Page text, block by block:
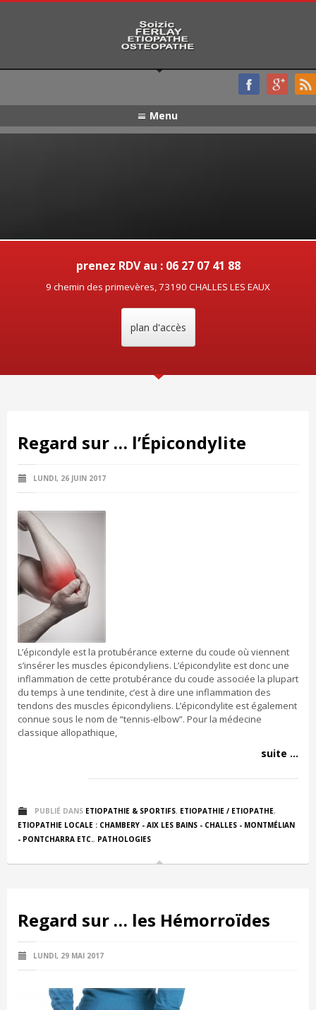
Menu
prenez RDV au : 06 27 07 41 88
9 chemin des primevères, 73190 CHALLES LES EAUX
plan d'accès
Regard sur … l’Épicondylite
LUNDI, 26 JUIN 2017
L’épicondyle est la protubérance externe du coude où viennent
s’insérer les muscles épicondyliens. L’épicondylite est donc une
inflammation de cette protubérance du coude associée la plupart
du temps à une tendinite, c’est à dire une inflammation des
tendons des muscles épicondyliens. L’épicondylite est également
connue sous le nom de “tennis-elbow”. Pour la médecine
classique allopathique,
suite ...
PUBLIÉ DANS ETIOPATHIE & SPORTIFS, ETIOPATHIE / ETIOPATHE,
ETIOPATHIE LOCALE : CHAMBERY - AIX LES BAINS - CHALLES - MONTMÉLIAN
- PONTCHARRA ETC., PATHOLOGIES
Regard sur … les Hémorroïdes
LUNDI, 29 MAI 2017